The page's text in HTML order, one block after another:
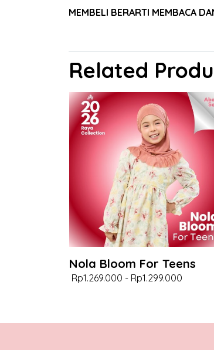
MEMBELI BERARTI MEMBACA
Related
Nola Bloom For Teens
Rp1.269.000 - Rp1.299.000